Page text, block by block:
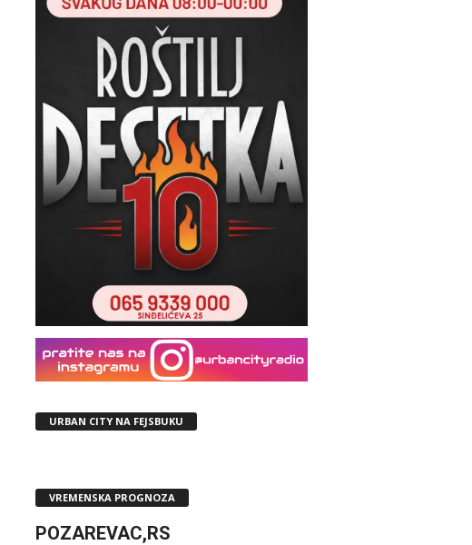
URBAN CITY NA FEJSBUKU
VREMENSKA PROGNOZA
POZAREVAC,RS